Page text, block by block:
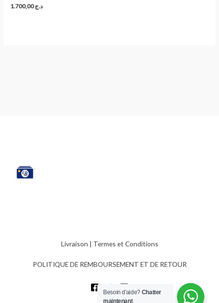
د.ج1.700,00
Livraison | Termes et Conditions
POLITIQUE DE REMBOURSEMENT ET DE RETOUR
Besoin d'aide? Chatter
maintenant